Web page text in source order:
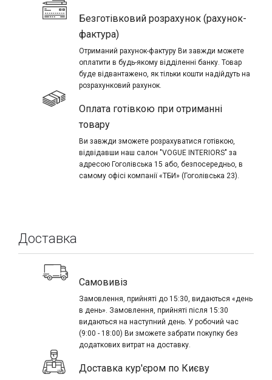
Безготівковий розрахунок (рахунок-
фактура)
Отриманий рахунок-фактуру Ви завжди можете
оплатити в будь-якому відділенні банку. Товар
буде відвантажено, як тільки кошти надійдуть на
розрахунковий рахунок.
Оплата готівкою при отриманні
товару
Ви завжди зможете розрахуватися готівкою,
відвідавши наш салон "VOGUE INTERIORS" за
адресою Гоголівська 15 або, безпосередньо, в
самому офісі компанії «ТБИ» (Гоголівська 23).
Доставка
Самовивіз
Замовлення, прийняті до 15:30, видаються «день
в день». Замовлення, прийняті після 15:30
видаються на наступний день. У робочий час
(9:00 - 18:00) Ви зможете забрати покупку без
додаткових витрат на доставку.
Доставка кур'єром по Києву